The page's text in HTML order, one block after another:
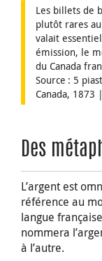
Les billets de
plutôt rares
valait
émission, le
du Canada
Source : 5
Canada, 1873
Des
L’argent est
référence au
langue
nommera
à l’autre.